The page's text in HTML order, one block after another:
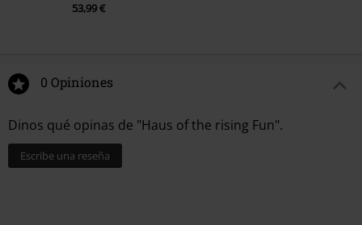
53,99 €
0 Opiniones
Dinos qué opinas de "Haus of the rising Fun".
Escribe una reseña